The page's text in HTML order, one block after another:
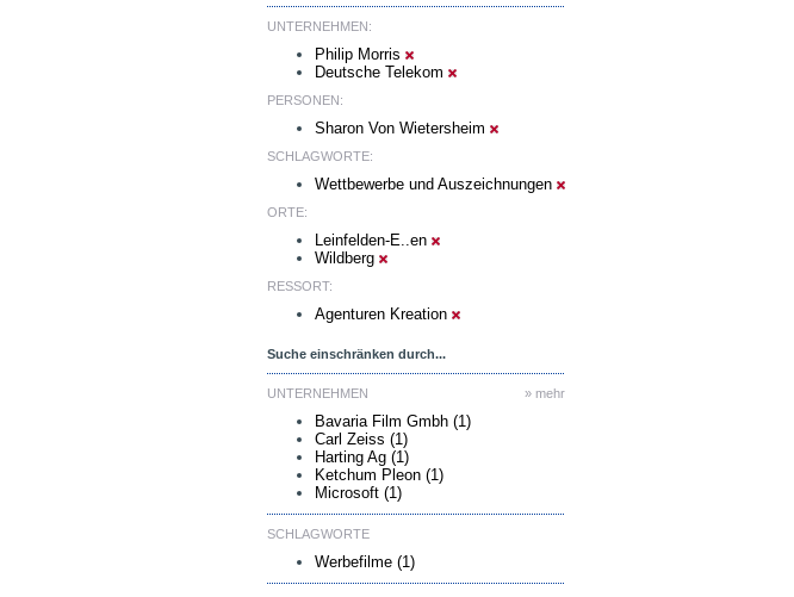
UNTERNEHMEN:
Philip Morris
Deutsche Telekom
PERSONEN:
Sharon Von Wietersheim
SCHLAGWORTE:
Wettbewerbe und Auszeichnungen
ORTE:
Leinfelden-E..en
Wildberg
RESSORT:
Agenturen Kreation
Suche einschränken durch...
» mehr
UNTERNEHMEN
Bavaria Film Gmbh (1)
Carl Zeiss (1)
Harting Ag (1)
Ketchum Pleon (1)
Microsoft (1)
SCHLAGWORTE
Werbefilme (1)